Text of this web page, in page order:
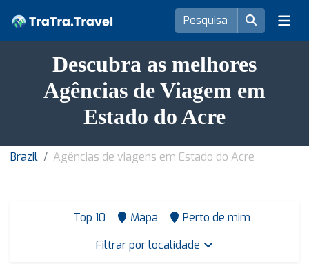
Descubra as melhores
Agências de Viagem em
Estado do Acre
Brazil Agências de viagens em Estado do Acre
Top 10 Mapa
Perto de mim
Filtrar por localidade